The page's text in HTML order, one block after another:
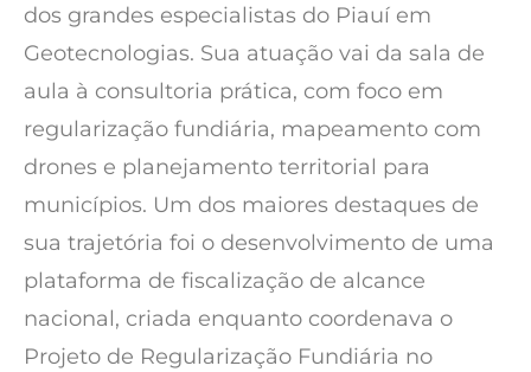
dos grandes especialistas do Piauí em
Geotecnologias. Sua atuação vai da sala de
aula à consultoria prática, com foco em
regularização fundiária, mapeamento com
drones e planejamento territorial para
municípios. Um dos maiores destaques de
sua trajetória foi o desenvolvimento de uma
plataforma de fiscalização de alcance
nacional, criada enquanto coordenava o
Projeto de Regularização Fundiária no